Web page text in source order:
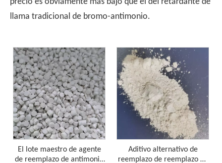
PP de retardante sin halógeno, como material ecológico
precio es obviamente más bajo que el del retardante de
llama tradicional de bromo-antimonio.
El lote maestro de agente
de reemplazo de antimonio
Aditivo alternativo de
reemplazo de reemplazo de